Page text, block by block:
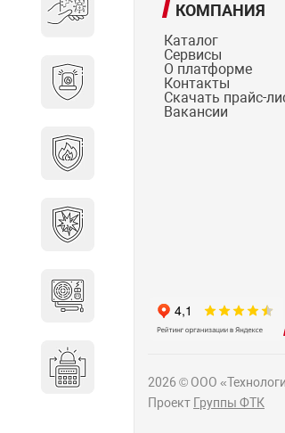
Электронные ключи
Охранно-пожарные
сигнализации
КОМПАНИЯ
Каталог
Сервисы
О платформе
Контакты
Скачать прайс-
Вакансии
2026 © ООО
Проект Группы ФТК